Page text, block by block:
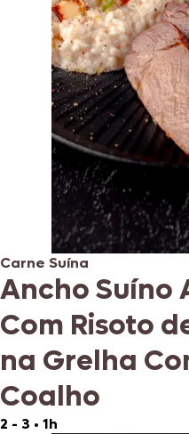
Carne Suína
Ancho Suíno
Com Risoto
na Grelha
Coalho
2 - 3 • 1h